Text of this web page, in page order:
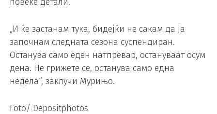
„И ќе застанам тука, бидејќи не сакам да ја
започнам следната сезона суспендиран.
Останува само еден натпревар, остануваат осум
дена. Не грижете се, останува само една
недела“, заклучи Мурињо.
Foto/ Depositphotos